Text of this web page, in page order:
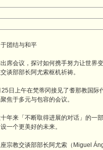
团结与和平
席会议，探讨如何携手努力让世界
谈部部长阿尤索枢机祈祷。
25日上午在梵蒂冈接见了耆那教国际
焦于多元与包容的会议。
年来「不断取得进展的对话」的一
一个更美好的未来。
宗教交谈部部长阿尤索（Miguel